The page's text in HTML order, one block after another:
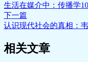
📄 25.pdf
📄 26 .pdf
🎵 27.mp3
📄 27.pdf
🎵 28 .mp3
生活在媒介中：传播学
下一篇
认识现代社会的真相：
相关文章